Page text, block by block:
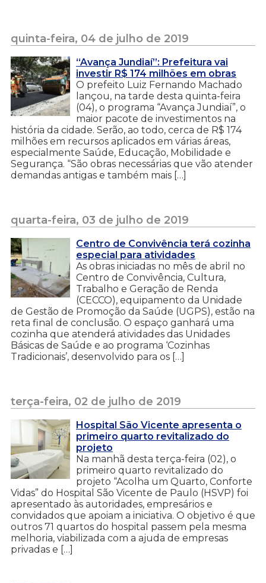
quinta-feira, 04 de julho de 2019
“Avança Jundiaí”: Prefeitura vai
investir R$ 174 milhões em obras
O prefeito Luiz Fernando Machado
lançou, na tarde desta quinta-feira
(04), o programa “Avança Jundiaí”, o
maior pacote de investimentos na
história da cidade. Serão, ao todo, cerca de R$ 174
milhões em recursos aplicados em várias áreas,
especialmente Saúde, Educação, Mobilidade e
Segurança. “São obras necessárias que vão atender
demandas antigas e também mais […]
quarta-feira, 03 de julho de 2019
Centro de Convivência terá cozinha
especial para atividades
As obras iniciadas no mês de abril no
Centro de Convivência, Cultura,
Trabalho e Geração de Renda
(CECCO), equipamento da Unidade
de Gestão de Promoção da Saúde (UGPS), estão na
reta final de conclusão. O espaço ganhará uma
cozinha que atenderá atividades das Unidades
Básicas de Saúde e ao programa ‘Cozinhas
Tradicionais’, desenvolvido para os […]
terça-feira, 02 de julho de 2019
Hospital São Vicente apresenta o
primeiro quarto revitalizado do
projeto
Na manhã desta terça-feira (02), o
primeiro quarto revitalizado do
projeto “Acolha um Quarto, Conforte
Vidas” do Hospital São Vicente de Paulo (HSVP) foi
apresentado às autoridades, empresários e
convidados que apoiam a iniciativa. O objetivo é que
outros 71 quartos do hospital passem pela mesma
melhoria, viabilizada com a ajuda de empresas
privadas e […]